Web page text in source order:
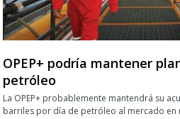
OPEP+ podría mantener
petróleo
La OPEP+ probablemente mantendrá su
barriles por día de petróleo al mercado en